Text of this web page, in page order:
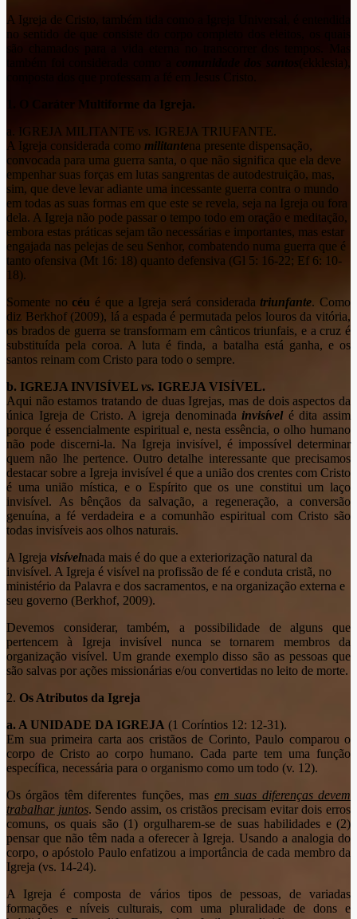
A Igreja de Cristo, também tida como a Igreja Universal, é entendida
no sentido de que consiste do corpo completo dos eleitos, os quais
são chamados para a vida eterna no transcorrer dos tempos. Mas
comunidade dos santos
(ekklesia),
composta dos que professam a fé em Jesus Cristo.
1. O Caráter Multiforme da Igreja.
a. IGREJA MILITANTE vs. IGREJA TRIUFANTE.
A Igreja considerada como militantena presente dispensação,
convocada para uma guerra santa, o que não significa que ela deve
empenhar suas forças em lutas sangrentas de autodestruição, mas,
sim, que deve levar adiante uma incessante guerra contra o mundo
em todas as suas formas em que este se revela, seja na Igreja ou fora
dela. A Igreja não pode passar o tempo todo em oração e meditação,
embora estas práticas sejam tão necessárias e importantes, mas estar
engajada nas pelejas de seu Senhor, combatendo numa guerra que é
tanto ofensiva (Mt 16: 18) quanto defensiva (Gl 5: 16-22; Ef 6: 10-
18).
Somente no céu é que a Igreja será consideradatriunfante. Como
diz Berkhof (2009), lá a espada é permutada pelos louros da vitória,
os brados de guerra se transformam em cânticos triunfais, e a cruz é
substituída pela coroa. A luta é finda, a batalha está ganha, e os
santos reinam com Cristo para todo o sempre.
b. IGREJA INVISÍVEL vs. IGREJA VISÍVEL.
Aqui não estamos tratando de duas Igrejas, mas de dois aspectos da
única Igreja de Cristo. A igreja denominadainvisívelé dita assim
porque é essencialmente espiritual e, nesta essência, o olho humano
não pode discerni-la. Na Igreja invisível, é impossível determinar
quem não lhe pertence. Outro detalhe interessante que precisamos
destacar sobre a Igreja invisível é que a união dos crentes com Cristo
é uma união mística, e o Espírito que os une constitui um laço
invisível. As bênçãos da salvação, a regeneração, a conversão
genuína, a fé verdadeira e a comunhão espiritual com Cristo são
todas invisíveis aos olhos naturais.
A Igreja visívelnada mais é do que a exteriorização natural da
invisível. A Igreja é visível na profissão de fé e conduta cristã, no
ministério da Palavra e dos sacramentos, e na organização externa e
seu governo (Berkhof, 2009).
Devemos considerar, também, a possibilidade de alguns que
pertencem à Igreja invisível nunca se tornarem membros da
organização visível. Um grande exemplo disso são as pessoas que
são salvas por ações missionárias e/ou convertidas no leito de morte.
2. Os Atributos da Igreja
a. A UNIDADE DA IGREJA (1 Coríntios 12: 12-31).
Em sua primeira carta aos cristãos de Corinto, Paulo comparou o
corpo de Cristo ao corpo humano. Cada parte tem uma função
específica, necessária para o organismo como um todo (v. 12).
Os órgãos têm diferentes funções, mas em suas diferenças devem
trabalhar juntos. Sendo assim, os cristãos precisam evitar dois erros
comuns, os quais são (1) orgulharem-se de suas habilidades e (2)
pensar que não têm nada a oferecer à Igreja. Usando a analogia do
corpo, o apóstolo Paulo enfatizou a importância de cada membro da
Igreja (vs. 14-24).
A Igreja é composta de vários tipos de pessoas, de variadas
formações e níveis culturais, com uma pluralidade de dons e